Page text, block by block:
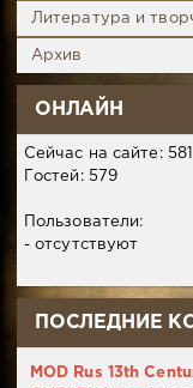
Литература и
Архив
ОНЛАЙН
Сейчас на сайте: 581
Гостей: 579
Пользователи:
- отсутствуют
ПОСЛЕДНИЕ
MOD Rus 13th